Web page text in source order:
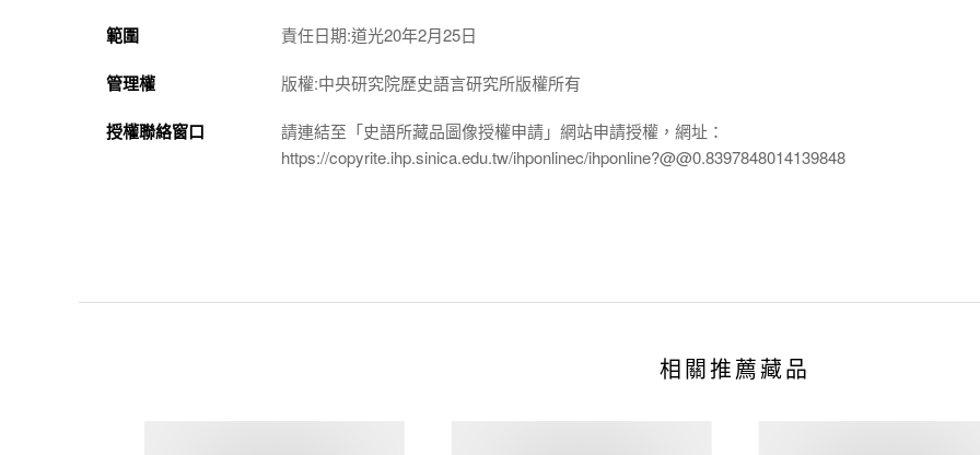
範圍 責任日期:道光20年2月25日
管理權 版權:中央研究院歷史語言研究所版權所有
授權聯絡窗口
請連結至「史語所藏品圖像授權申請」網站申請授權，網址：
https://copyrite.ihp.sinica.edu.tw/ihponlinec/ihponline?@@0.8397848014139848
相關推薦藏品